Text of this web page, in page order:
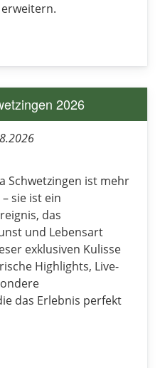
2026
Schwetzingen ist mehr
sie ist ein
das
und Lebensart
exklusiven Kulisse
Highlights, Live-
das Erlebnis perfekt